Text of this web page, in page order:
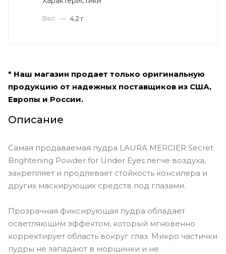
Вес — 4,2 г
* Наш магазин продает только оригинальную
продукцию от надежных поставщиков из США,
Европы и России.
Описание
Самая продаваемая пудра LAURA MERCIER Secret
Brightening Powder for Under Eyes легче воздуха,
закрепляет и продлевает стойкость консилера и
других маскирующих средств под глазами.
Прозрачная фиксирующая пудра обладает
осветляющим эффектом, который мгновенно
корректирует область вокруг глаз. Микро частички
пудры не западают в морщинки и не